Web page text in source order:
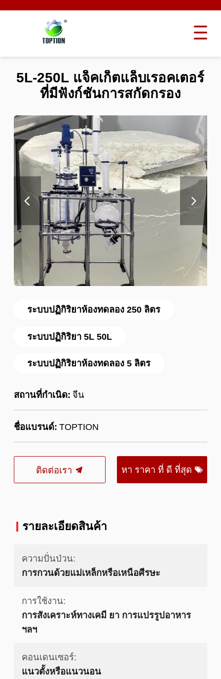
ระบบปฏิกิริยาห้องทดลอง 250 ลิตร
ระบบปฏิกิริยา 5L 50L
ระบบปฏิกิริยาห้องทดลอง 5 ลิตร
สถานที่กำเนิด: จีน
ชื่อแบรนด์: TOPTION
ติดต่อเรา หา ราคา ที่ ดี ที่สุด
5L-250L แจ็คเก็ตแล็บเรอคเตอร์
ที่มีฟังก์ชันการสกัดกรอง
รายละเอียดสินค้า
ความปั่นป่วน:
การกวนด้วยแม่เหล็กหรือเหนือศีรษะ
การใช้งาน:
การสังเคราะห์ทางเคมี ยา การแปรรูปอาหาร
ฯลฯ
คอนเดนเซอร์:
แนวตั้งหรือแนวนอน